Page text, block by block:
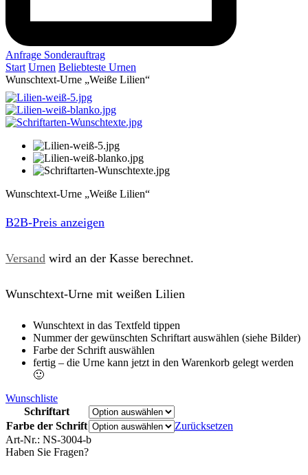
Anfrage Sonderauftrag
Start Urnen Beliebteste Urnen
Wunschtext-Urne „Weiße Lilien“
Wunschtext-Urne „Weiße Lilien“
B2B-Preis anzeigen
Versand wird an der Kasse berechnet.
Wunschtext-Urne mit weißen Lilien
Wunschtext in das Textfeld tippen
Nummer der gewünschten Schriftart auswählen (siehe Bilder)
Farbe der Schrift auswählen
fertig – die Urne kann jetzt in den Warenkorb gelegt werden
🙂
Wunschliste
Schriftart
Farbe der Schrift
Zurücksetzen
Art-Nr.: NS-3004-b
Haben Sie Fragen?